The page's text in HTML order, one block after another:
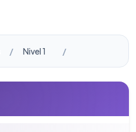
Nivel 1